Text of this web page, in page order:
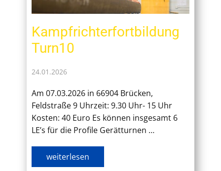
Kampfrichterfortbildung
Turn10
24.01.2026
Am 07.03.2026 in 66904 Brücken,
Feldstraße 9 Uhrzeit: 9.30 Uhr- 15 Uhr
Kosten: 40 Euro Es können insgesamt 6
LE’s für die Profile Gerätturnen …
weiterlesen